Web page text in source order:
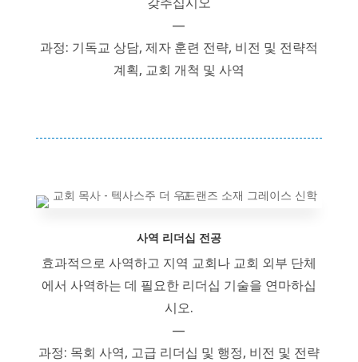
—
과정: 기독교 상담, 제자 훈련 전략, 비전 및 전략적
계획, 교회 개척 및 사역
사역 리더십 전공
효과적으로 사역하고 지역 교회나 교회 외부 단체
에서 사역하는 데 필요한 리더십 기술을 연마하십
시오.
—
과정: 목회 사역, 고급 리더십 및 행정, 비전 및 전략